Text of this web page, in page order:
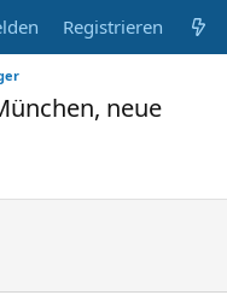
Registrieren
neue